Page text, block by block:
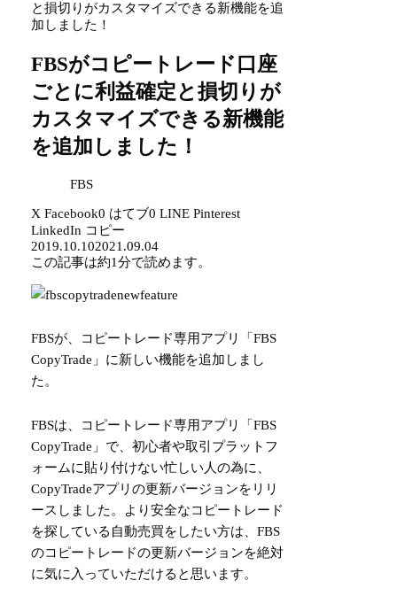
と損切りがカスタマイズできる新機能を追
加しました！
FBSがコピートレード口座
ごとに利益確定と損切りが
カスタマイズできる新機能
を追加しました！
FBS
X Facebook0 はてブ0 LINE Pinterest
LinkedIn コピー
2019.10.102021.09.04
この記事は約1分で読めます。
FBSが、コピートレード専用アプリ「FBS
CopyTrade」に新しい機能を追加しまし
た。
FBSは、コピートレード専用アプリ「FBS
CopyTrade」で、初心者や取引プラットフ
ォームに貼り付けない忙しい人の為に、
CopyTradeアプリの更新バージョンをリリ
ースしました。より安全なコピートレード
を探している自動売買をしたい方は、FBS
のコピートレードの更新バージョンを絶対
に気に入っていただけると思います。